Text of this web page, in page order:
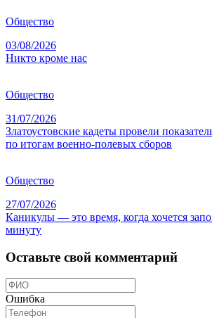
Общество
03/08/2026
Никто кроме нас
Общество
31/07/2026
Златоустовские кадеты провели
по итогам военно-полевых сборов
Общество
27/07/2026
Каникулы — это время, когда хочется
минуту
Оставьте свой комментарий
Ошибка